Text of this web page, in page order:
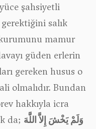
şahsiyetli
salık
mamur
güden erlerin
gereken husus o
olmalıdır. Bundan
hakkıyla icra
da; وَلَمْ يَخْشَ إِلاَّ اللَّهَ